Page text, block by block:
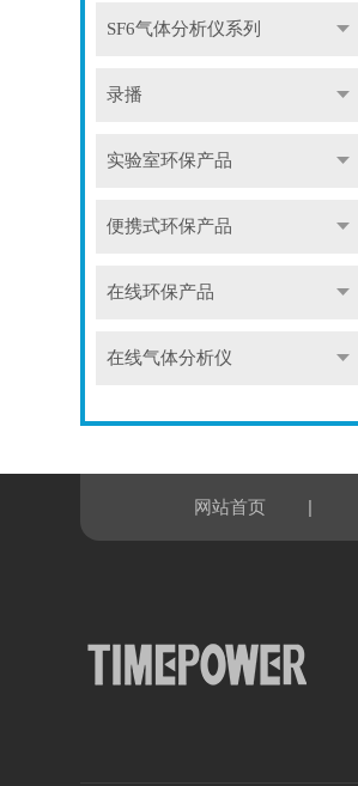
SF6气体分析仪系列
录播
实验室环保产品
便携式环保产品
在线环保产品
在线气体分析仪
网站首页 |